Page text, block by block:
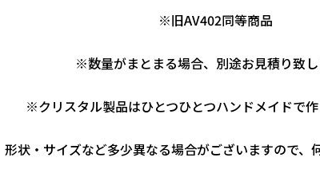
※旧AV402同等商品
※数量がまとまる場合、別途お見積り致し
※クリスタル製品はひとつひとつハンドメイドで作
形状・サイズなど多少異なる場合がございますので、